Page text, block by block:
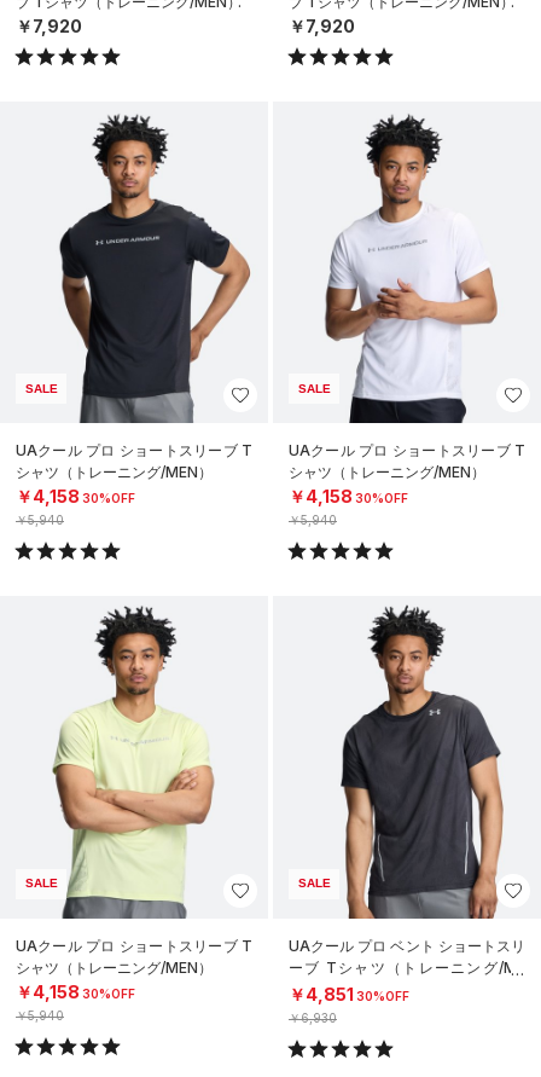
￥7,920 ￥7,920
SALE
UAクール プロ ショートスリーブ T
シャツ（トレーニング/MEN）
￥4,158 30%OFF
￥5,940
SALE
UAクール プロ ショートスリーブ T
シャツ（トレーニング/MEN）
￥4,158 30%OFF
￥5,940
SALE
UAクール プロ ショートスリーブ T
シャツ（トレーニング/MEN）
￥4,158 30%OFF
￥5,940
SALE
UAクール プロ ベント ショートスリ
ーブ Tシャツ（トレーニング/ME
N）
￥4,851 30%OFF
￥6,930